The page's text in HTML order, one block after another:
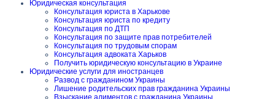
Юридическая консультация
Консультация юриста в Харькове
Консультация юриста по кредиту
Консультация по ДТП
Консультация по защите прав потребителей
Консультация по трудовым спорам
Консультация адвоката Харьков
Получить юридическую консультацию в Украине
Юридические услуги для иностранцев
Развод с гражданином Украины
Лишение родительских прав гражданина Украины
Взыскание алиментов с гражданина Украины